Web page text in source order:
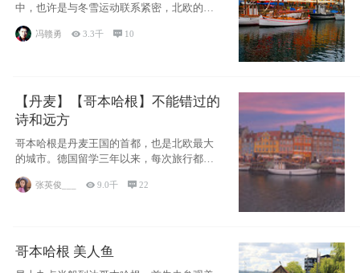
中，也许是与冬雪运动联系紧密，北欧的一
些国家因
冯赣勇 3.3千  10
【丹麦】【哥本哈根】不能错过的
诗和远方
哥本哈根是丹麦王国的首都，也是北欧最大
的城市。德国留学三年以来，每次旅行都是
张英俊___ 9.0千 22
哥本哈根 美人鱼